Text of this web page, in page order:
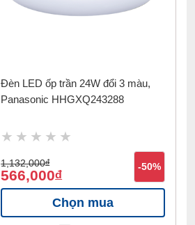
Đèn LED ốp trần 24W đổi 3 màu,
Panasonic HHGXQ243288
1,132,000đ
566,000đ
-50%
Chọn mua